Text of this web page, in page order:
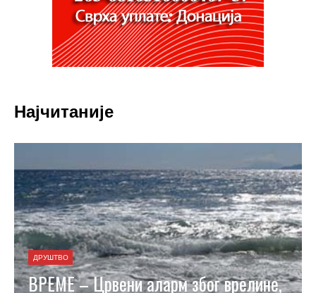
Најчитаније
ДРУШТВО
ВРЕМЕ – Црвени аларм због врелине,